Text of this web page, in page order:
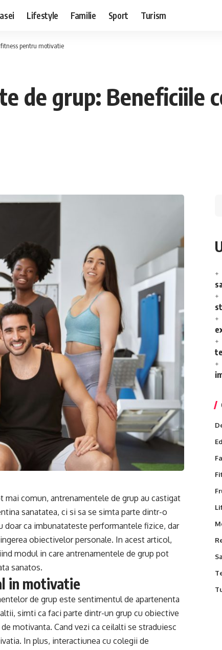
Lifestyle Familie Sport Turism
pentru motivatie
de grup: Beneficiile
comun, antrenamentele de grup au castigat
sanatatea, ci si sa se simta parte dintr-o
doar ca imbunatateste performantele fizice, dar
obiectivelor personale. In acest articol,
modul in care antrenamentele de grup pot
sanatos.
in motivatie
de grup este sentimentul de apartenenta
simti ca faci parte dintr-un grup cu obiective
motivanta. Cand vezi ca ceilalti se straduiesc
In plus, interactiunea cu colegii de